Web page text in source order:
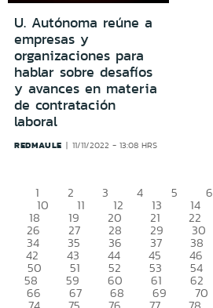
U. Autónoma reúne a
empresas y
organizaciones para
hablar sobre desafíos
y avances en materia
de contratación
laboral
REDMAULE 11/11/2022 - 13:08 HRS
1 2 3 4 5 6
10 11 12 13 14
18 19 20 21 22
26 27 28 29 30
34 35 36 37 38
42 43 44 45 46
50 51 52 53 54
58 59 60 61 62
66 67 68 69 70